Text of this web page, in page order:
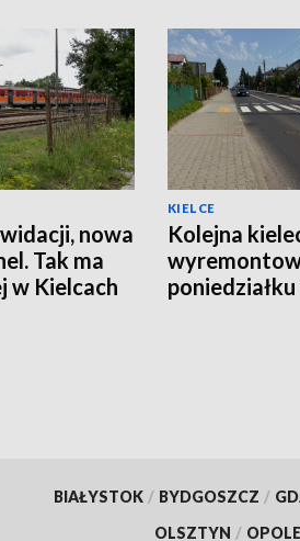
nowa
Tak ma
w Kielcach
KIELCE
Kolejna
BIAŁYSTOK / BYDGOSZCZ /
OLSZTYN / OPOLE